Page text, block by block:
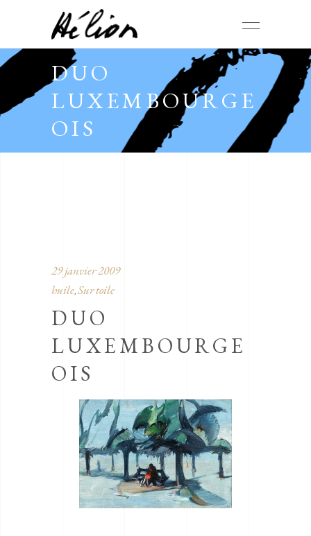
DUO
LUXEMBOURGE
OIS
29 janvier 2009
huile, Sur toile
DUO
LUXEMBOURGE
OIS